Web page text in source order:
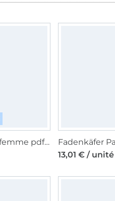
Patron t-shirt femme pdf Fly Fadenkäfer, en allemand
13,01 € / unité